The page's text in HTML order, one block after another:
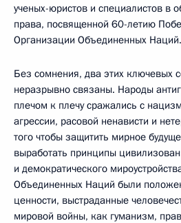
ученых-юристов и специалистов в
права, посвященной 60-летию
Организации Объединенных Наций.
Без сомнения, два этих ключевых
неразрывно связаны. Народы
плечом к плечу сражались с
агрессии, расовой ненависти и
того чтобы защитить мирное
выработать принципы
и демократического
Объединенных Наций были
ценности, выстраданные
мировой войны, как гуманизм,